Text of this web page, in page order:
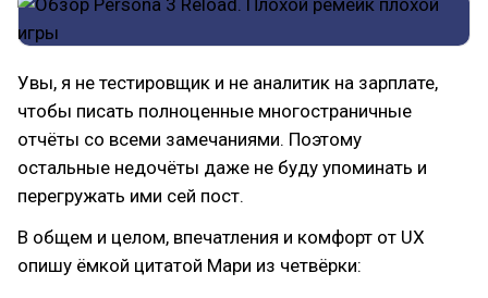
Увы, я не тестировщик и не аналитик на зарплате,
чтобы писать полноценные многостраничные
отчёты со всеми замечаниями. Поэтому
остальные недочёты даже не буду упоминать и
перегружать ими сей пост.
В общем и целом, впечатления и комфорт от UX
опишу ёмкой цитатой Мари из четвёрки: